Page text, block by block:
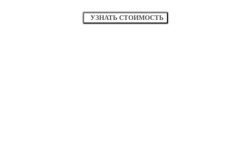
УЗНАТЬ СТОИМОСТЬ